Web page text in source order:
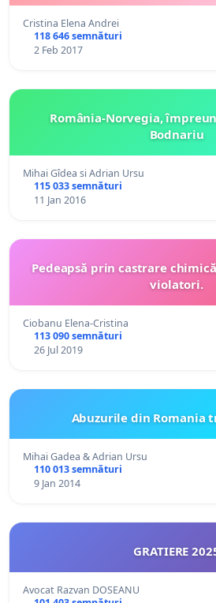
Cristina Elena Andrei
118 646 semnături
2 Feb 2017
România-Norvegia,
Bodnariu
Mihai Gîdea si Adrian Ursu
115 033 semnături
11 Jan 2016
Pedeapsă prin castrare
violatori.
Ciobanu Elena-Cristina
113 090 semnături
26 Jul 2019
Abuzurile din Romania
Mihai Gadea & Adrian Ursu
110 013 semnături
9 Jan 2014
GRATIERE
Avocat Razvan DOSEANU